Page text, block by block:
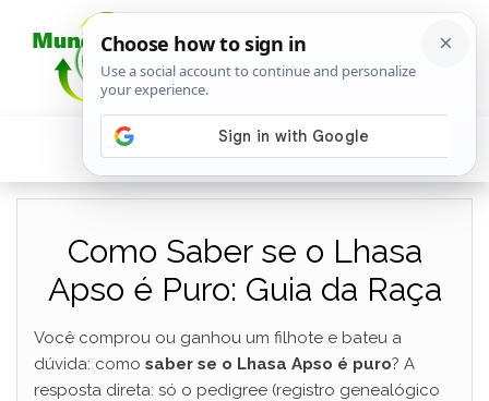
Como Saber se o Lhasa
Apso é Puro: Guia da Raça
Você comprou ou ganhou um filhote e bateu a
dúvida: como saber se o Lhasa Apso é puro? A
resposta direta: só o pedigree (registro genealógico